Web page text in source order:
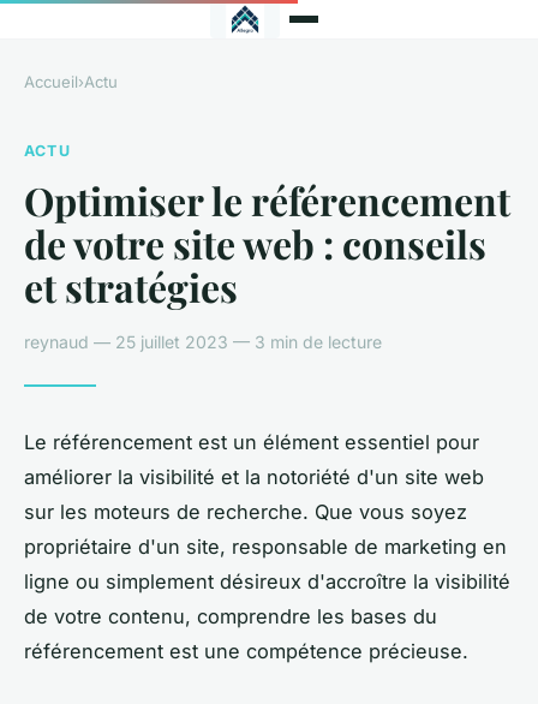
Accueil›Actu
ACTU
Optimiser le référencement
de votre site web : conseils
et stratégies
reynaud — 25 juillet 2023 — 3 min de lecture
Le référencement est un élément essentiel pour
améliorer la visibilité et la notoriété d'un site web
sur les moteurs de recherche. Que vous soyez
propriétaire d'un site, responsable de marketing en
ligne ou simplement désireux d'accroître la visibilité
de votre contenu, comprendre les bases du
référencement est une compétence précieuse.